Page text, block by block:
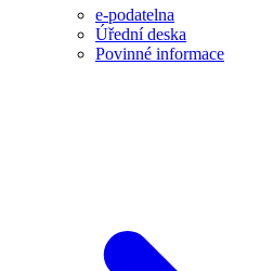
e-podatelna
Úřední deska
Povinné informace